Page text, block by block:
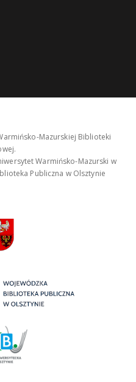
Mazurskiej Biblioteki
Warmińsko-Mazurski w
Publiczna w Olsztynie